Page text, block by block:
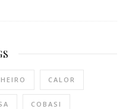
CALOR
COBASI